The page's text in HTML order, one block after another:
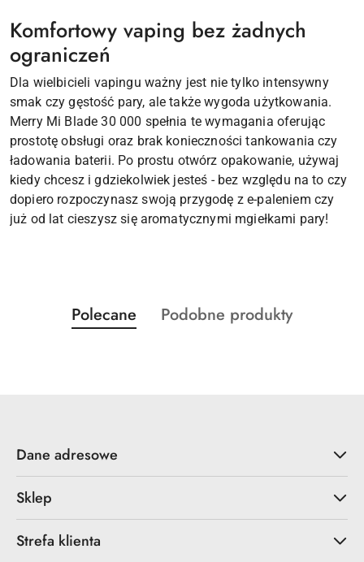
Komfortowy vaping bez żadnych
ograniczeń
Dla wielbicieli vapingu ważny jest nie tylko intensywny
smak czy gęstość pary, ale także wygoda użytkowania.
Merry Mi Blade 30 000 spełnia te wymagania oferując
prostotę obsługi oraz brak konieczności tankowania czy
ładowania baterii. Po prostu otwórz opakowanie, używaj
kiedy chcesz i gdziekolwiek jesteś - bez względu na to czy
dopiero rozpoczynasz swoją przygodę z e-paleniem czy
już od lat cieszysz się aromatycznymi mgiełkami pary!
Pomiń karuzelę produktów
Produkty
o
Polecane
Produkty
Podobne produkty
Dane adresowe
Sklep
Strefa klienta